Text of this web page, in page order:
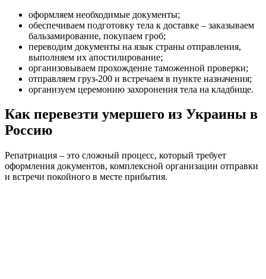
оформляем необходимые документы;
обеспечиваем подготовку тела к доставке – заказываем
бальзамирование, покупаем гроб;
переводим документы на язык страны отправления,
выполняем их апостилирование;
организовываем прохождение таможенной проверки;
отправляем груз-200 и встречаем в пункте назначения;
организуем церемонию захоронения тела на кладбище.
Как перевезти умершего из Украины в
Россию
Репатриация – это сложный процесс, который требует
оформления документов, комплексной организации отправки
и встречи покойного в месте прибытия.